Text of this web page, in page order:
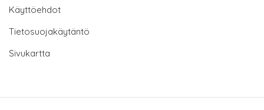
Käyttöehdot
Tietosuojakäytäntö
Sivukartta